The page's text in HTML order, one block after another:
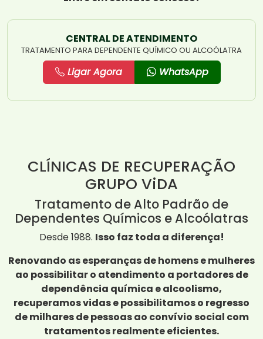
CENTRAL DE ATENDIMENTO
TRATAMENTO PARA DEPENDENTE QUÍMICO OU ALCOÓLATRA
Ligar Agora WhatsApp
CLÍNICAS DE RECUPERAÇÃO
GRUPO ViDA
Tratamento de Alto Padrão de
Dependentes Químicos e Alcoólatras
Desde 1988. Isso faz toda a diferença!
Renovando as esperanças de homens e mulheres
ao possibilitar o atendimento a portadores de
dependência química e alcoolismo,
recuperamos vidas e possibilitamos o regresso
de milhares de pessoas ao convívio social com
tratamentos realmente eficientes.